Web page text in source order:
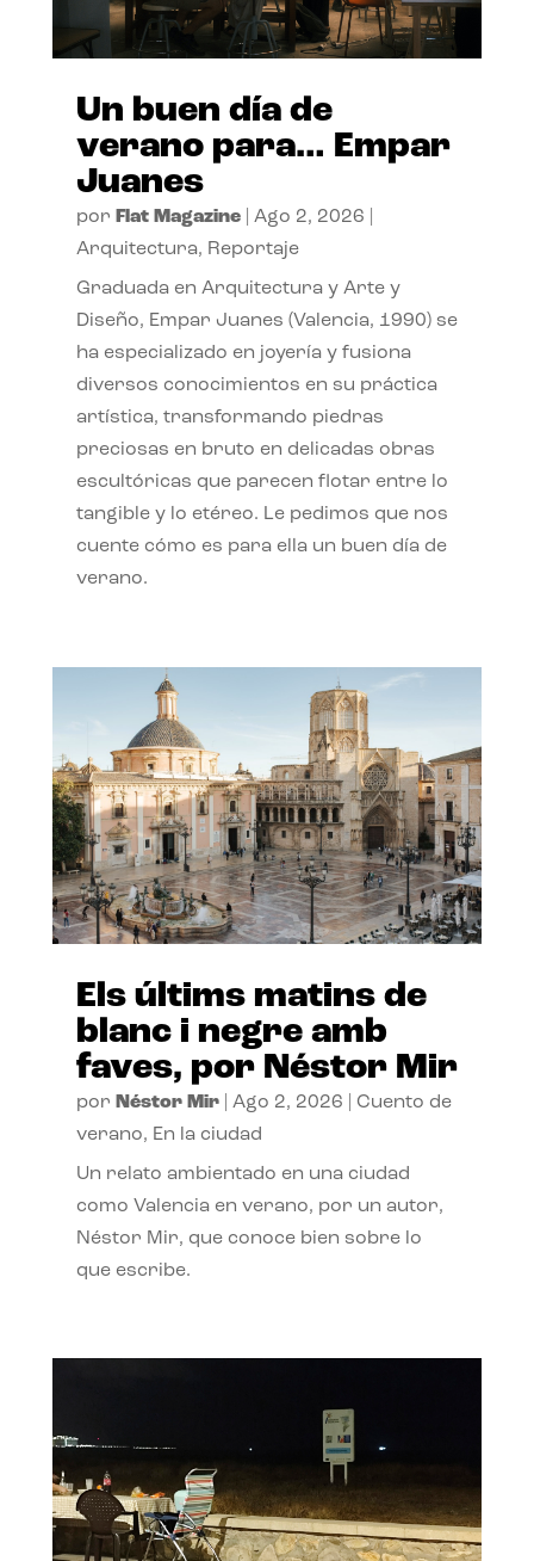
Un buen día de
verano para… Empar
Juanes
por Flat Magazine| Ago 2, 2026
Arquitectura, Reportaje
Graduada en Arquitectura y Arte y
Diseño, Empar Juanes (Valencia, 1990) se
ha especializado en joyería y fusiona
diversos conocimientos en su práctica
artística, transformando piedras
preciosas en bruto en delicadas obras
escultóricas que parecen flotar entre lo
tangible y lo etéreo. Le pedimos que nos
cuente cómo es para ella un buen día de
verano.
Els últims matins de
blanc i negre amb
faves, por Néstor Mir
por Néstor Mir| Ago 2, 2026
Cuento de
verano, En la ciudad
Un relato ambientado en una ciudad
como Valencia en verano, por un autor,
Néstor Mir, que conoce bien sobre lo
que escribe.